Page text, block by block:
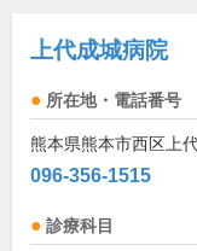
上代成城病院
所在地・電話番号
熊本県熊本市西区上
096-356-1515
診療科目